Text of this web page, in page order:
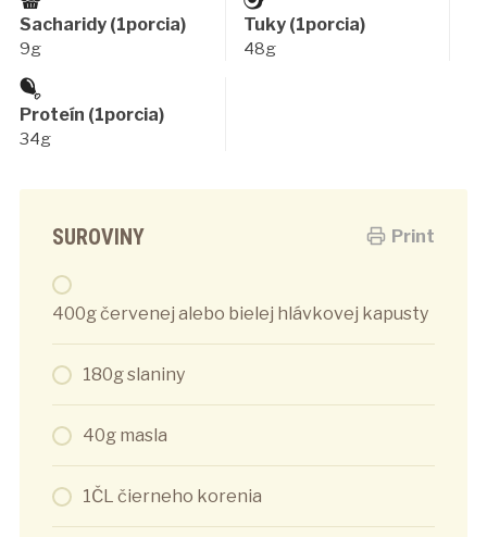
Sacharidy (1porcia)
9g
Tuky (1porcia)
48g
Proteín (1porcia)
34g
Print
SUROVINY
400g červenej alebo bielej hlávkovej kapusty
180g slaniny
40g masla
1ČL čierneho korenia